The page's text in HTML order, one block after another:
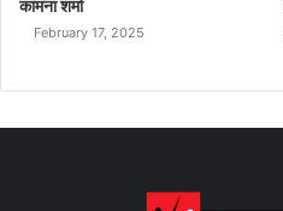
कामना शर्मा
February 17, 2025